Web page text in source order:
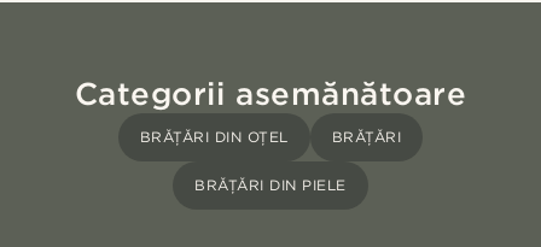
Categorii asemănătoare
BRĂȚĂRI DIN OȚEL BRĂȚĂRI
BRĂȚĂRI DIN PIELE